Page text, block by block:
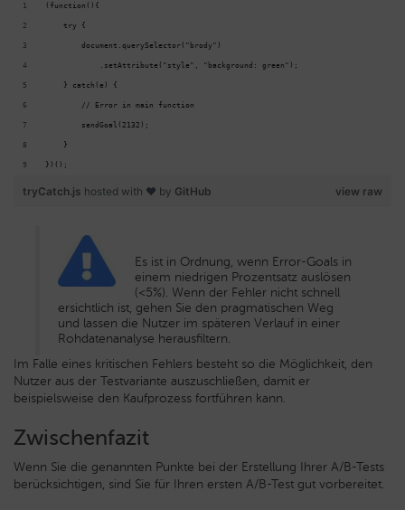
(function(){
    try {
        document.querySelector("brody")
            .setAttribute("style", "background: green");
    } catch(e) {
        // Error in main function
        sendGoal(2132);
    }
})();
view raw
tryCatch.js hosted with ❤ by GitHub
Es ist in Ordnung, wenn Error-Goals in
einem niedrigen Prozentsatz auslösen
(<5%). Wenn der Fehler nicht schnell
ersichtlich ist, gehen Sie den pragmatischen Weg
und lassen die Nutzer im späteren Verlauf in einer
Rohdatenanalyse herausfiltern.
Im Falle eines kritischen Fehlers besteht so die Möglichkeit, den
Nutzer aus der Testvariante auszuschließen, damit er
beispielsweise den Kaufprozess fortführen kann.
Zwischenfazit
Wenn Sie die genannten Punkte bei der Erstellung Ihrer A/B-Tests
berücksichtigen, sind Sie für Ihren ersten A/B-Test gut vorbereitet.